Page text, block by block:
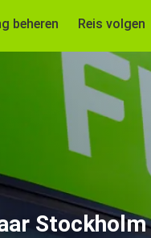
beheren Reis volgen